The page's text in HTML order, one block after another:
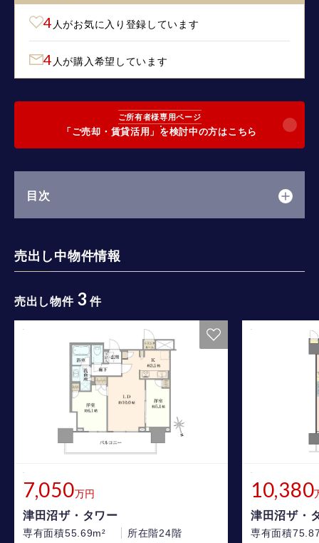
4 人がお気に入り登録しています
4 人が購入希望しています
ご所有者様専用ページ
「ご売却・賃貸活用」を検討中の方はこちら
目次
売出し中物件情報
売出し物件 3 件
7,050万円
津田沼ザ・タワー
専有面積55.69m² 所在階24階
10,380
津田沼ザ・
専有面積